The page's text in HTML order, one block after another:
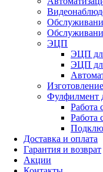
ЭЦП
ЭЦП
ЭЦП
Фулфилмент
Работа
Работа
Доставка и оплата
Гарантия и возврат
Акции